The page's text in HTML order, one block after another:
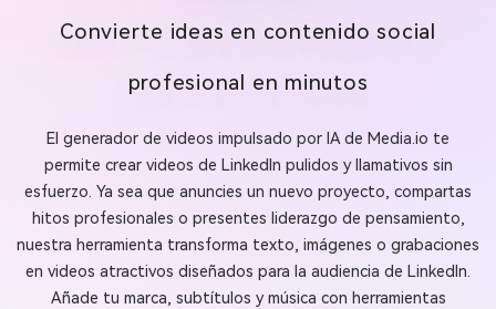
Convierte ideas en contenido social
profesional en minutos
El generador de videos impulsado por IA de Media.io te
permite crear videos de LinkedIn pulidos y llamativos sin
esfuerzo. Ya sea que anuncies un nuevo proyecto, compartas
hitos profesionales o presentes liderazgo de pensamiento,
nuestra herramienta transforma texto, imágenes o grabaciones
en videos atractivos diseñados para la audiencia de LinkedIn.
Añade tu marca, subtítulos y música con herramientas